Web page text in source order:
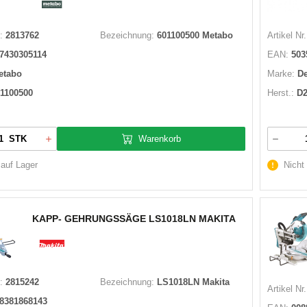
2813762
Bezeichnung: 601100500 Metabo
STK Warenkorb
Lager
Artikel
EAN:
Marke:
Herst.:
Nicht
KAPP- GEHRUNGSSÄGE LS1018LN MAKITA
2815242
Bezeichnung: LS1018LN Makita
Artikel